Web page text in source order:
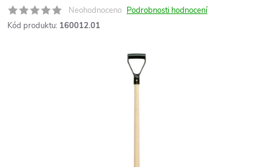
Neohodnoceno Podrobnosti hodnocení
Kód produktu: 160012.01